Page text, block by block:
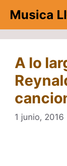
contenido
Musica
A lo
1 junio, 2016